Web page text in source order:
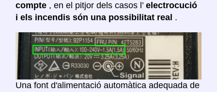
compte , en el pitjor dels casos l’ electrocució
i els incendis són una possibilitat real .
Una font d'alimentació automàtica adequada de